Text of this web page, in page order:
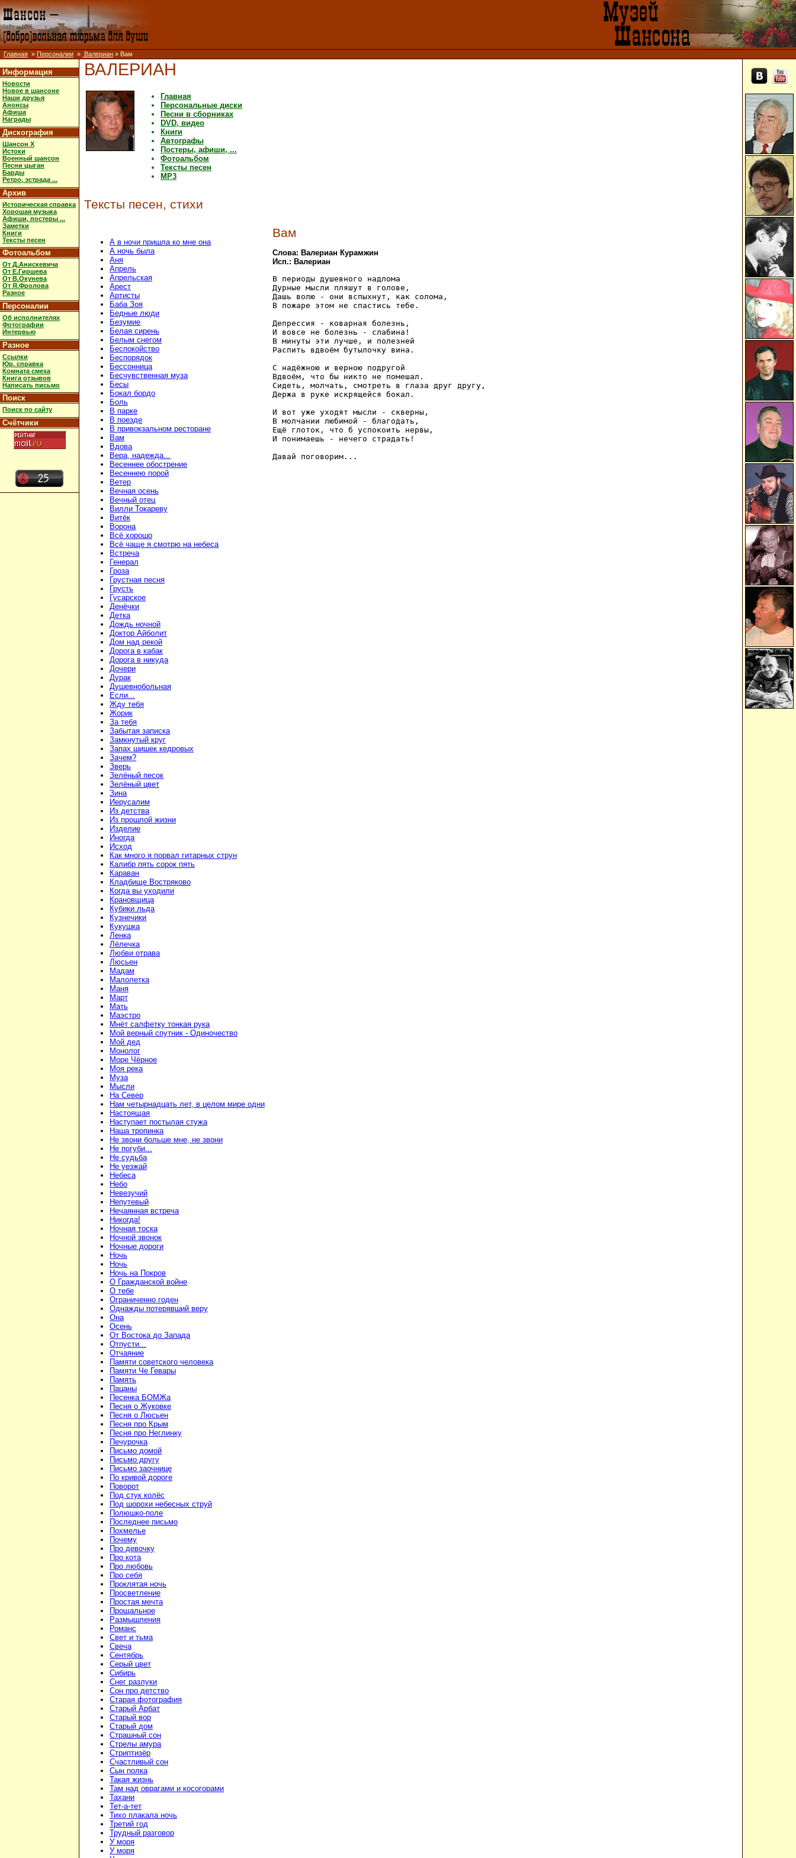
Главная » Персоналии » Валериан » Вам
Информация
Новости
Новое в шансоне
Наши друзья
Анонсы
Афиша
Награды
Дискография
Шансон X
Истоки
Военный шансон
Песни цыган
Барды
Ретро, эстрада ...
Архив
Историческая справка
Хорошая музыка
Афиши, постеры ...
Заметки
Книги
Тексты песен
Фотоальбом
От Д.Анискевича
От Е.Гиршева
От В.Окунева
От Я.Фролова
Разное
Персоналии
Об исполнителях
Фотографии
Интервью
Разное
Ссылки
Юр. справка
Комната смеха
Книга отзывов
Написать письмо
Поиск
Поиск по сайту
Счётчики
ВАЛЕРИАН
Главная
Персональные диски
Песни в сборниках
DVD, видео
Книги
Автографы
Постеры, афиши, ...
Фотоальбом
Тексты песен
MP3
Тексты песен, стихи
А в ночи пришла ко мне она
А ночь была
Аня
Апрель
Апрельская
Арест
Артисты
Баба Зоя
Бедные люди
Безумие
Белая сирень
Белым снегом
Беспокойство
Беспорядок
Бессонница
Бесчувственная муза
Бесы
Бокал бордо
Боль
В парке
В поезде
В привокзальном ресторане
Вам
Вдова
Вера, надежда...
Весеннее обострение
Весеннею порой
Ветер
Вечная осень
Вечный отец
Вилли Токареву
Витёк
Ворона
Всё хорошо
Всё чаще я смотрю на небеса
Встреча
Генерал
Гроза
Грустная песня
Грусть
Гусарское
Денёчки
Детка
Дождь ночной
Доктор Айболит
Дом над рекой
Дорога в кабак
Дорога в никуда
Дочери
Дурак
Душевнобольная
Если...
Жду тебя
Жорик
За тебя
Забытая записка
Замкнутый круг
Запах шишек кедровых
Зачем?
Зверь
Зелёный песок
Зелёный цвет
Зина
Иерусалим
Из детства
Из прошлой жизни
Изделие
Иногда
Исход
Как много я порвал гитарных струн
Калибр пять сорок пять
Караван
Кладбище Востряково
Когда вы уходили
Крановщица
Кубики льда
Кузнечики
Кукушка
Ленка
Лёлечка
Любви отрава
Люсьен
Мадам
Малолетка
Маня
Март
Мать
Маэстро
Мнёт салфетку тонкая рука
Мой верный спутник - Одиночество
Мой дед
Монолог
Море Чёрное
Моя река
Муза
Мысли
На Север
Нам четырнадцать лет, в целом мире одни
Настоящая
Наступает постылая стужа
Наша тропинка
Не звони больше мне, не звони
Не погуби...
Не судьба
Не уезжай
Небеса
Небо
Невезучий
Непутевый
Нечаянная встреча
Никогда!
Ночная тоска
Ночной звонок
Ночные дороги
Ночь
Ночь
Ночь на Покров
О Гражданской войне
О тебе
Ограниченно годен
Однажды потерявший веру
Она
Осень
От Востока до Запада
Отпусти...
Отчаяние
Памяти советского человека
Памяти Че Гевары
Память
Пацаны
Песенка БОМЖа
Песня о Жуковке
Песня о Люсьен
Песня про Крым
Песня про Неглинку
Печурочка
Письмо домой
Письмо другу
Письмо заочнице
По кривой дороге
Поворот
Под стук колёс
Под шорохи небесных струй
Полюшко-поле
Последнее письмо
Похмелье
Почему
Про девочку
Про кота
Про любовь
Про себя
Проклятая ночь
Просветление
Простая мечта
Прощальное
Размышления
Романс
Свет и тьма
Свеча
Сентябрь
Серый цвет
Сибирь
Снег разлуки
Сон про детство
Старая фотография
Старый Арбат
Старый вор
Старый дом
Страшный сон
Стрелы амура
Стриптизёр
Счастливый сон
Сын полка
Такая жизнь
Там над оврагами и косогорами
Тахани
Тет-а-тет
Тихо плакала ночь
Третий год
Трудный разговор
У моря
У моря
Вам
Слова: Валериан Курамжин
Исп.: Валериан
В периоды душевного надлома
Дурные мысли пляшут в голове,
Дашь волю - они вспыхнут, как солома,
В пожаре этом не спастись тебе.
Депрессия - коварная болезнь,
И вовсе не болезнь - слабина!
В минуты эти лучше, и полезней
Распить вдвоём бутылочку вина.
С надёжною и верною подругой
Вдвоём, что бы никто не помешал.
Сидеть, молчать, смотреть в глаза друг другу,
Держа в руке искрящейся бокал.
И вот уже уходят мысли - скверны,
В молчании любимой - благодать,
Ещё глоток, что б успокоить нервы,
И понимаешь - нечего страдать!